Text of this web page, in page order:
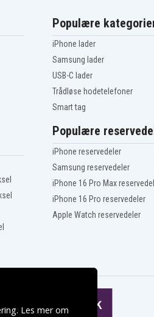
Populære
iPhone lader
Samsung lader
USB-C lader
Trådløse hodetelefoner
Smart tag
Populære
iPhone reservedeler
Samsung reservedeler
iPhone 16 Pro Max
iPhone 16 Pro reservedeler
Apple Watch reservedeler
Les mer om